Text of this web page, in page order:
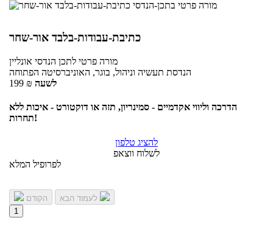
כתיבת-עבודות-בלבד אור-שחר
מורה פרטי לתכן הנדסי אונליין
הנדסת תעשיה וניהול, בוגר, האוניברסיטה הפתוחה
199 ₪ לשעה
הדרכה וליווי אקדמיים - סמינריון, תזה או דוקטורט - איכות ללא
תחרות!
להציג טלפון
לשלוח ווצאפ
לפרופיל המלא
הקודם
1